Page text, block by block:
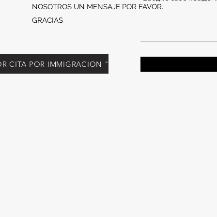
CITA POR IMMIGRACION "CLICK"
NOSOTROS UN MENSAJE POR FAVOR.
GRACIAS